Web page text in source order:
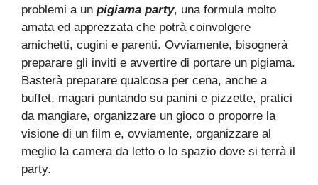
problemi a un pigiama party, una formula molto
amata ed apprezzata che potrà coinvolgere
amichetti, cugini e parenti. Ovviamente, bisognerà
preparare gli inviti e avvertire di portare un pigiama.
Basterà preparare qualcosa per cena, anche a
buffet, magari puntando su panini e pizzette, pratici
da mangiare, organizzare un gioco o proporre la
visione di un film e, ovviamente, organizzare al
meglio la camera da letto o lo spazio dove si terrà il
party.